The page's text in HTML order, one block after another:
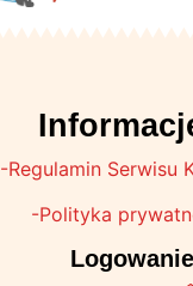
-Regulamin Serwisu
-Polityka